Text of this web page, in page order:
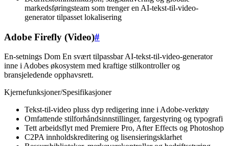
markedsføringsteam som trenger en AI-tekst-til-video-
generator tilpasset lokalisering
Adobe Firefly (Video)#
En-setnings Dom En svært tilpassbar AI-tekst-til-video-generator
inne i Adobes økosystem med kraftige stilkontroller og
bransjeledende opphavsrett.
Kjernefunksjoner/Spesifikasjoner
Tekst-til-video pluss dyp redigering inne i Adobe-verktøy
Omfattende stilforhåndsinnstillinger, fargestyring og typografi
Tett arbeidsflyt med Premiere Pro, After Effects og Photoshop
C2PA innholdskreditering og lisensieringsklarhet